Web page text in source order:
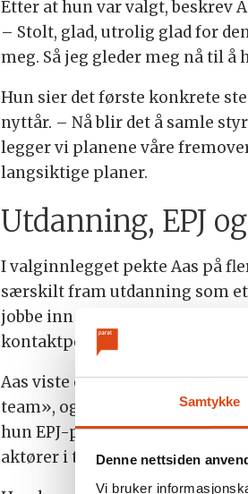
Samtykke
Denne nettsiden
Vi bruker
Etter at hun var valgt, beskrev
– Stolt, glad, utrolig glad for
meg. Så jeg gleder meg nå til å
Hun sier det første konkrete
nyttår. – Nå blir det å samle
legger vi planene våre
langsiktige planer.
Utdanning, EPJ
I valginnlegget pekte Aas på
særskilt fram utdanning som
jobbe inn mot nødvendige
kontaktpersoner og politikere.
Aas viste også til at hun
team», og at ThsF må stå på
hun EPJ-prosjektet og
aktører i tannhelsetjenesten